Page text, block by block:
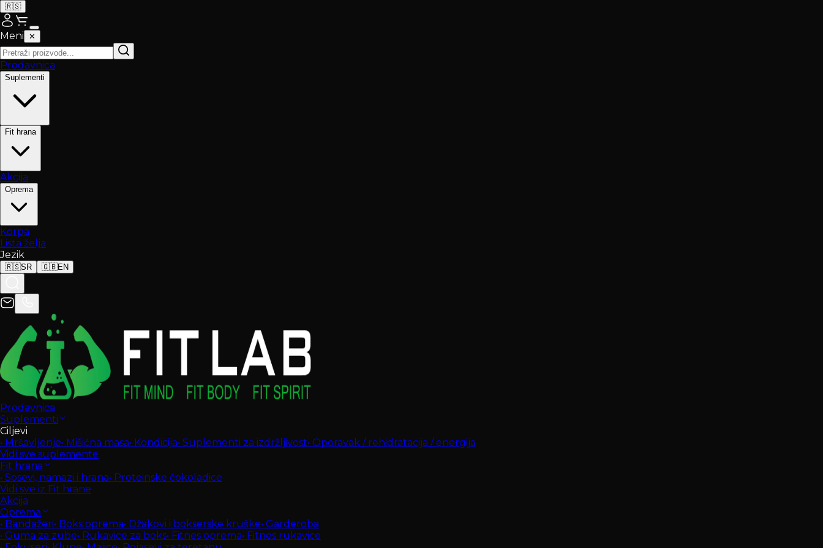
🇷🇸
Meni ✕
Prodavnica
Suplementi
Fit hrana
Akcija
Oprema
Korpa
Lista želja
Jezik
🇷🇸SR 🇬🇧EN
Prodavnica
Suplementi
Ciljevi
• Mršavljenje• Mišićna masa• Kondicija• Suplementi za izdržljivost• Oporavak / rehidratacija / energija
Vidi sve suplemente
Fit hrana
• Sosevi, namazi i hrana• Proteinske čokoladice
Vidi sve iz Fit hrane
Akcija
Oprema
• Bandažeri• Boks oprema• Džakovi i bokserske kruške• Garderoba
• Guma za zube• Rukavice za boks• Fitnes oprema• Fitnes rukavice